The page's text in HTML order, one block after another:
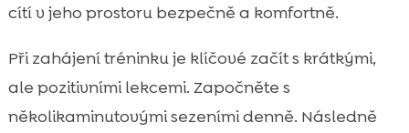
cítí v jeho prostoru bezpečně a komfortně.
Při zahájení tréninku je klíčové začít s krátkými,
ale pozitivními lekcemi. Započněte s
několikaminutovými sezeními denně. Následně